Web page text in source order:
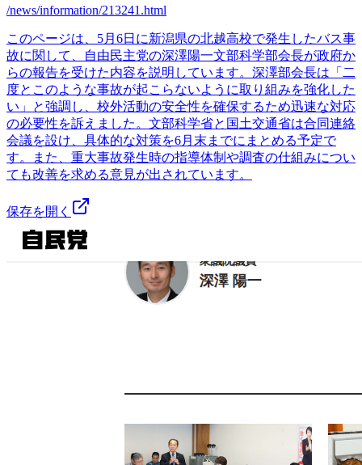
/news/information/213241.html
このページは、5月6日に新潟県の北越高校で発生したバス事
故に関して、自由民主党の深澤陽一文部科学部会長が政府か
らの報告を受けた内容を説明しています。深澤部会長は「二
度とこのような事故が起こらないように取り組みを強化した
い」と強調し、校外活動の安全性を確保するため迅速な対応
の必要性を訴えました。文部科学省と国土交通省は合同連絡
会議を設け、具体的な対策を6月末までにまとめる予定で
す。また、重大事故発生時の指導体制や調査の仕組みについ
ても改善を求める意見が出されています。
保存を開く